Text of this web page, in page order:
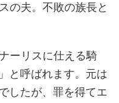
の夫。不敗の族長と
ーリスに仕える騎
と呼ばれます。元は
したが、罪を得てエ